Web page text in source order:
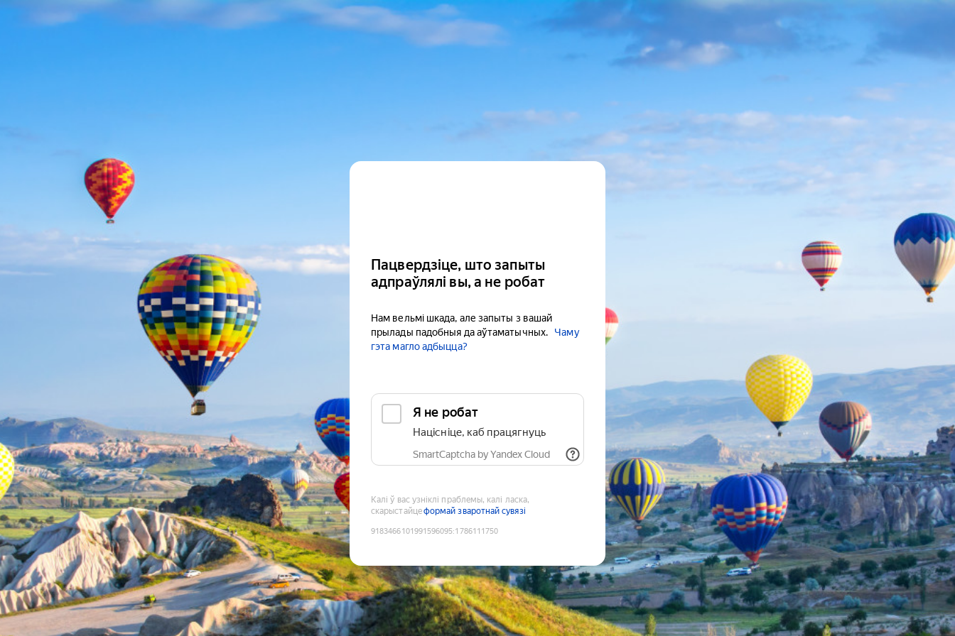
Пацвердзіце, што запыты
адпраўлялі вы, а не робат
Нам вельмі шкада, але запыты з вашай
прылады падобныя да аўтаматычных.
Чаму
гэта магло адбыцца?
Я не робат
Націсніце, каб працягнуць
SmartCaptcha by Yandex Cloud
Калі ў вас узніклі праблемы, калі ласка,
скарыстайцеформай зваротнай сувязі
9183466101991596095:1786111750